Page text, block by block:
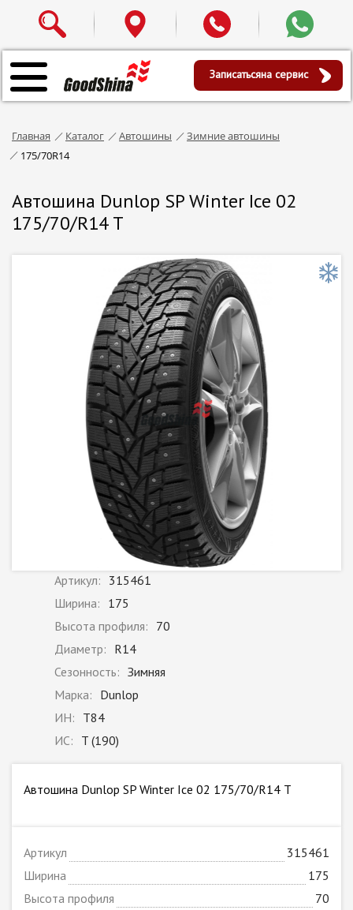
Записатьсяна сервис
Главная Каталог Автошины
Зимние автошины
175/70R14
Автошина Dunlop SP Winter Ice 02
175/70/R14 T
Артикул: 315461
Ширина: 175
Высота профиля: 70
Диаметр: R14
Сезонность: Зимняя
Марка: Dunlop
ИН: T84
ИС: T (190)
Автошина Dunlop SP Winter Ice 02 175/70/R14 T
Артикул
315461
Ширина
175
Высота профиля
70